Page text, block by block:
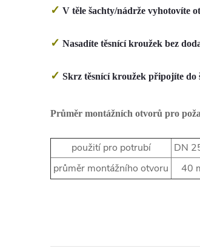
✓ V těle šachty/nádrže vyhotovíte
✓ Nasadíte těsnící kroužek bez
✓ Skrz těsnící kroužek připojíte do
Průměr montážních otvorů pro
použití pro potrubí DN
průměr montážního otvoru
40